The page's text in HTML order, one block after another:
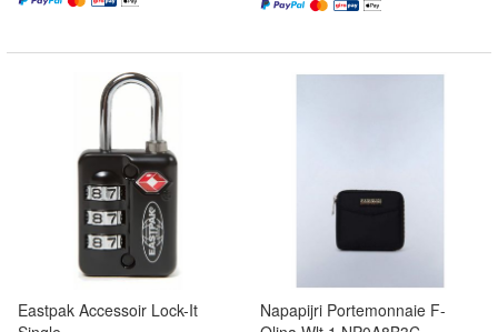
Eastpak Accessoir Lock-It
Napapijri Portemonnaie F-